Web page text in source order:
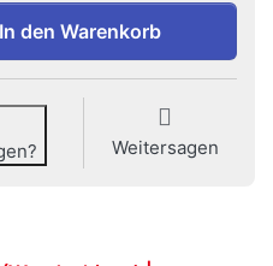
minirail | Komplett Set | 2-
In den Warenkorb
Weitersagen